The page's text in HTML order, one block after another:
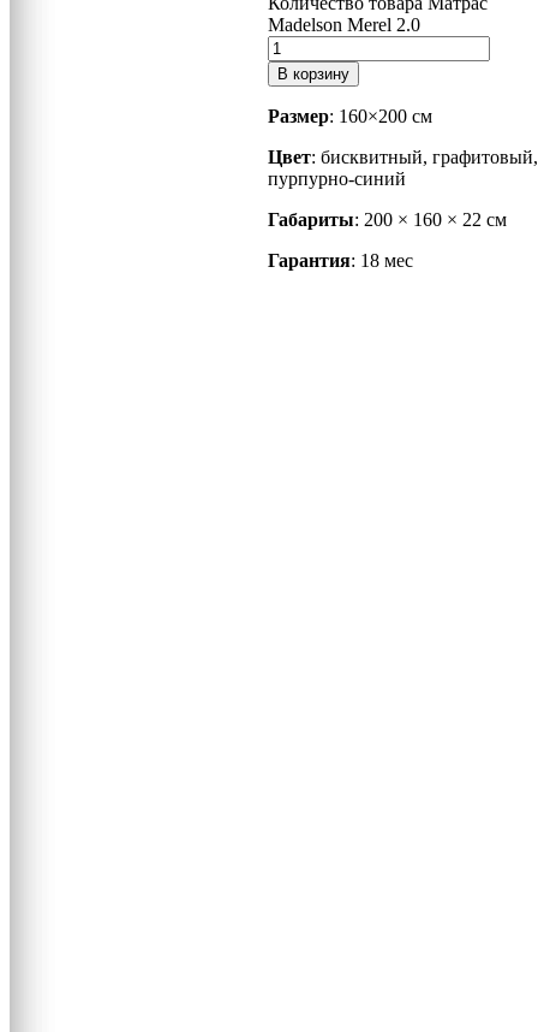
Madelson Merel 2.0
В корзину
Размер: 160×200 см
Цвет: бисквитный, графитовый,
пурпурно-синий
Габариты: 200 × 160 × 22 см
Гарантия: 18 мес